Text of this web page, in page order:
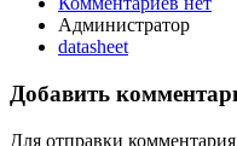
Администратор
datasheet
Добавить
Для отправки